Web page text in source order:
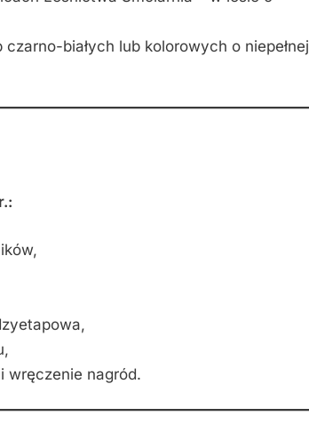
białych lub kolorowych o niepełnej
wręczenie nagród.